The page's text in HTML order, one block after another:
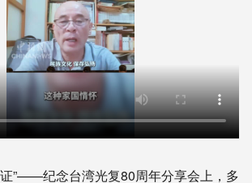
”——纪念台湾光复80周年分享会上，多